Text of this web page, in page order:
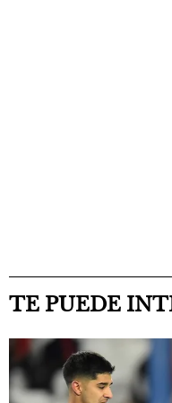
TE PUEDE